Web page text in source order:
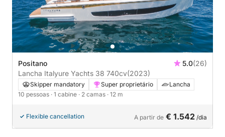
Positano 5.0(26)
Lancha Italyure Yachts 38 740cv(2023)
Skipper mandatory Super proprietário
Lancha
10 pessoas · 1 cabine · 2 camas · 12 m
Flexible cancellation A partir de € 1.542 /dia